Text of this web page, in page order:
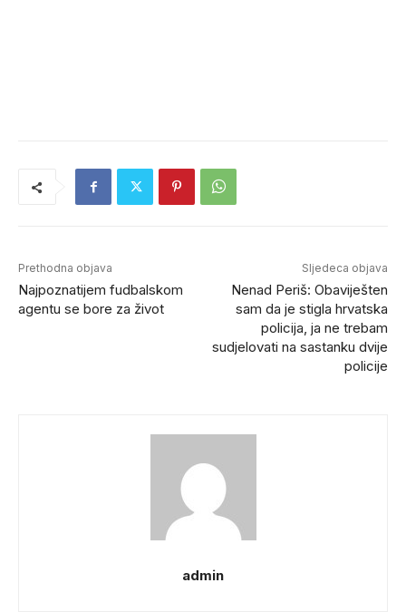
Prethodna objava
Najpoznatijem fudbalskom
agentu se bore za život
Sljedeca objava
Nenad Periš: Obaviješten
sam da je stigla hrvatska
policija, ja ne trebam
sudjelovati na sastanku dvije
policije
admin